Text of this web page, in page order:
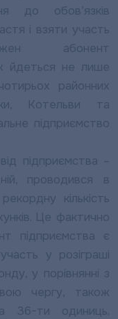
до обов’язків
і взяти участь
абонент
не лише
районних
Котельви та
підприємство
підприємства –
проводився в
кількість
Це фактично
підприємства є
у розіграші
у порівнянні з
чергу, також
36-ти одиниць.